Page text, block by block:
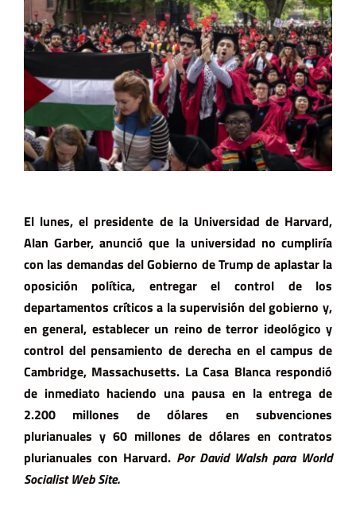
El lunes, el presidente de la Universidad de Harvard,
Alan Garber, anunció que la universidad no cumpliría
con las demandas del Gobierno de Trump de aplastar la
oposición política, entregar el control de los
departamentos críticos a la supervisión del gobierno y,
en general, establecer un reino de terror ideológico y
control del pensamiento de derecha en el campus de
Cambridge, Massachusetts. La Casa Blanca respondió
de inmediato haciendo una pausa en la entrega de
2.200 millones de dólares en subvenciones
plurianuales y 60 millones de dólares en contratos
plurianuales con Harvard. Por David Walsh para World
Socialist Web Site.